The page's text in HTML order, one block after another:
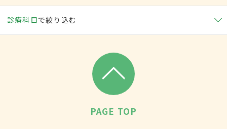
診療科目で絞り込む
PAGE TOP